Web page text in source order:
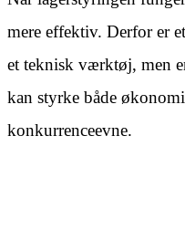
mere effektiv. Derfor er
et teknisk værktøj, men
kan styrke både
konkurrenceevne.